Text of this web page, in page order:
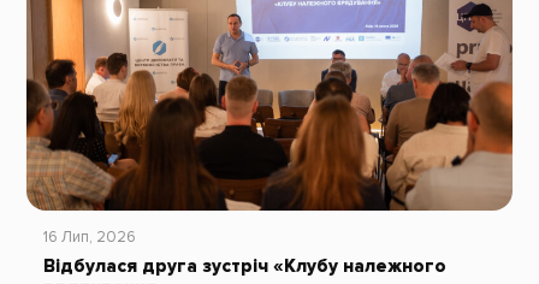
16 Лип, 2026
Відбулася друга зустріч «Клубу належного